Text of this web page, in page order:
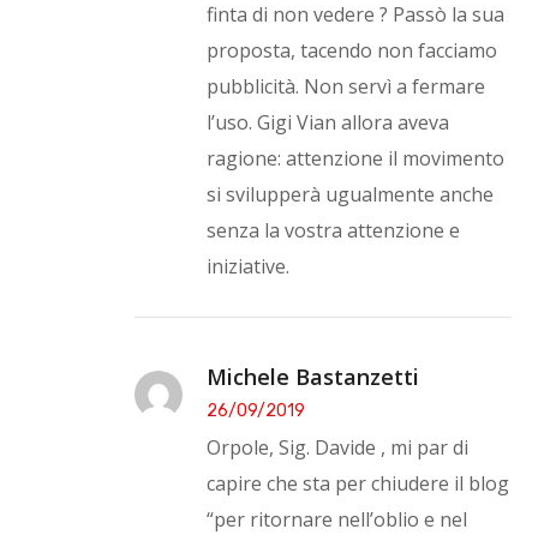
finta di non vedere ? Passò la sua
proposta, tacendo non facciamo
pubblicità. Non servì a fermare
l’uso. Gigi Vian allora aveva
ragione: attenzione il movimento
si svilupperà ugualmente anche
senza la vostra attenzione e
iniziative.
Michele Bastanzetti
26/09/2019
Orpole, Sig. Davide , mi par di
capire che sta per chiudere il blog
“per ritornare nell’oblio e nel